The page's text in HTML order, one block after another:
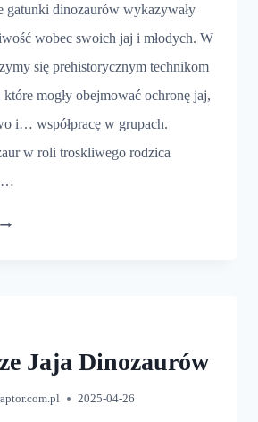
gatunki dinozaurów wykazywały
wobec swoich jaj i młodych. W
się prehistorycznym technikom
mogły obejmować ochronę jaj,
i… współpracę w grupach.
w roli troskliwego rodzica
DINOZAURY
Jaja Dinozaurów
2025-04-26